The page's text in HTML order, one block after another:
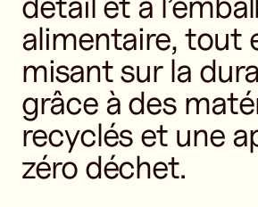
alimentaire, tout
misant sur la
grâce à des
recyclés et une
zéro déchet.